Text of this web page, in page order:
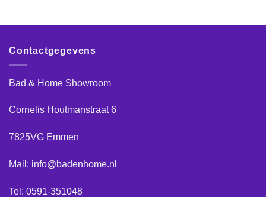
Contactgegevens
Bad & Home Showroom
Cornelis Houtmanstraat 6
7825VG Emmen
Mail: info@badenhome.nl
Tel: 0591-351048